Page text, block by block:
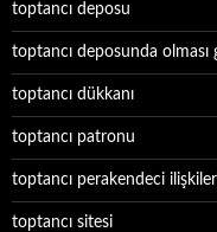
toptancı deposu
toptancı deposunda olması
toptancı dükkanı
toptancı patronu
toptancı perakendeci
toptancı sitesi